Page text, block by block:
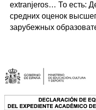
extranjeros… То есть:
средних оценок
зарубежных